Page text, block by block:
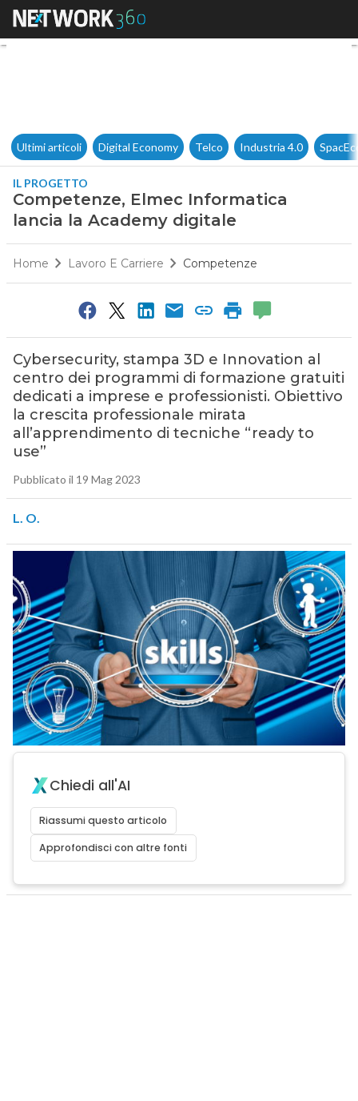
Competenze, Elmec
Ultimi articoli Digital Economy Telco Industria 4.0
IL PROGETTO
Competenze, Elmec Informatica
lancia la Academy digitale
Home Lavoro E Carriere Competenze
Cybersecurity, stampa 3D e Innovation al
centro dei programmi di formazione gratuiti
dedicati a imprese e professionisti. Obiettivo
la crescita professionale mirata
all’apprendimento di tecniche “ready to
use”
Pubblicato il 19 Mag 2023
L. O.
Chiedi all'AI
Riassumi questo articolo
Approfondisci con altre fonti